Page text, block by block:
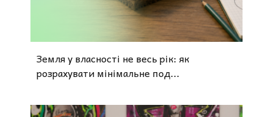
Земля у власності не весь рік: як
розрахувати мінімальне под...